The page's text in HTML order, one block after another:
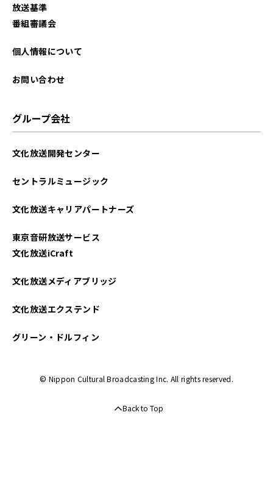
放送基準
番組審議会
個人情報について
お問い合わせ
グループ会社
文化放送開発センター
セントラルミュージック
文化放送キャリアパートナーズ
東京音研放送サービス
文化放送iCraft
文化放送メディアブリッジ
文化放送エクステンド
グリーン・ドルフィン
© Nippon Cultural Broadcasting Inc. All rights reserved.
Back to Top